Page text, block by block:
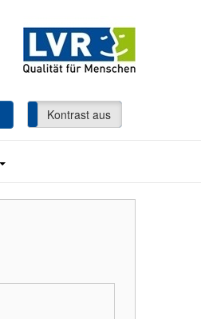
Kontrast aus